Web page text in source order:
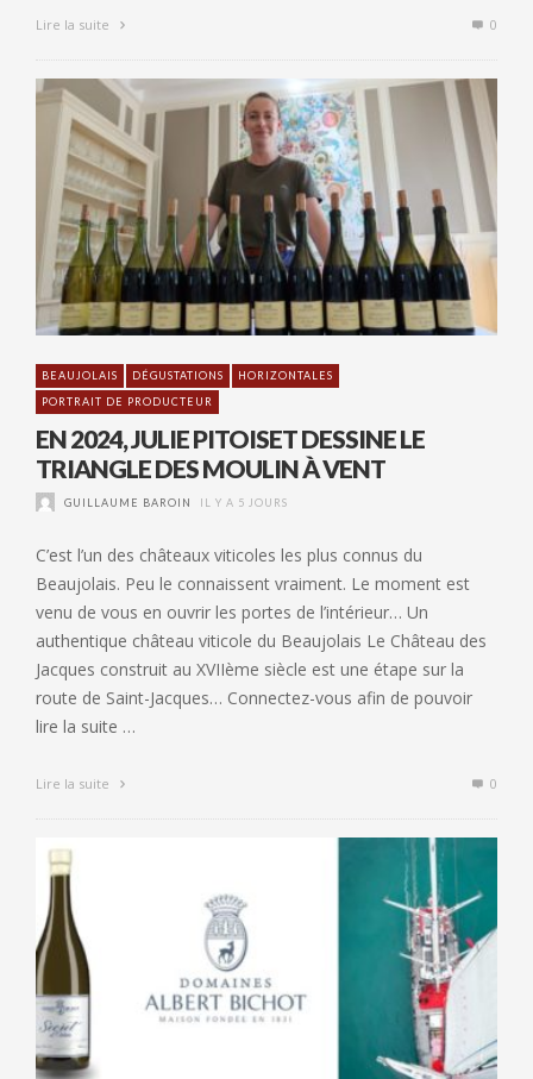
Lire la suite 0
BEAUJOLAIS DÉGUSTATIONS
HORIZONTALES
PORTRAIT DE PRODUCTEUR
EN 2024, JULIE PITOISET DESSINE LE
TRIANGLE DES MOULIN À VENT
GUILLAUME BAROIN IL Y A 5 JOURS
C’est l’un des châteaux viticoles les plus connus du
Beaujolais. Peu le connaissent vraiment. Le moment est
venu de vous en ouvrir les portes de l’intérieur… Un
authentique château viticole du Beaujolais Le Château des
Jacques construit au XVIIème siècle est une étape sur la
route de Saint-Jacques… Connectez-vous afin de pouvoir
lire la suite …
Lire la suite 0